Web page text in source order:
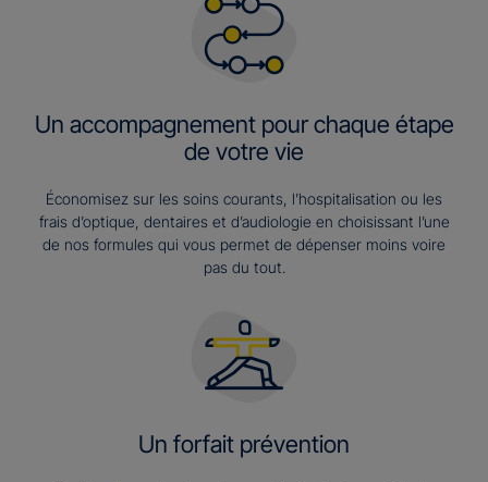
Un accompagnement pour chaque étape
de votre vie
Économisez sur les soins courants, l’hospitalisation ou les
frais d’optique, dentaires et d’audiologie en choisissant l’une
de nos formules qui vous permet de dépenser moins voire
pas du tout.
Un forfait prévention